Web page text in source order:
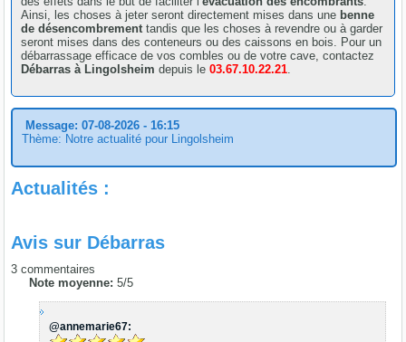
Ainsi, les choses à jeter seront directement mises dans une benne
de désencombrement tandis que les choses à revendre ou à garder
seront mises dans des conteneurs ou des caissons en bois. Pour un
débarrassage efficace de vos combles ou de votre cave, contactez
Débarras à Lingolsheimdepuis le03.67.10.22.21
Message: 07-08-2026 - 16:15
Thème: Notre actualité pour Lingolsheim
Actualités :
Avis sur Débarras
3 commentaires
Note moyenne:5/5
@annemarie67: